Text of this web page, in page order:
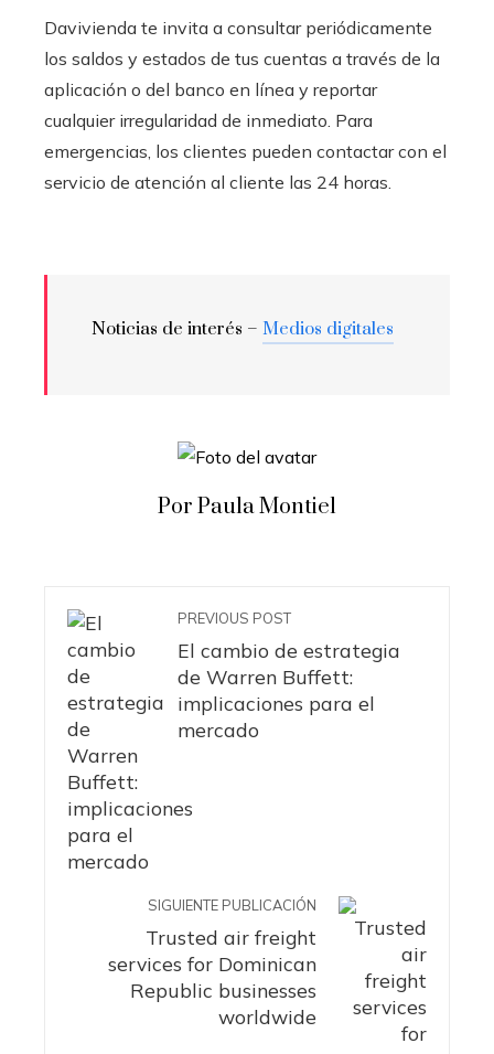
Davivienda te invita a consultar periódicamente
los saldos y estados de tus cuentas a través de la
aplicación o del banco en línea y reportar
cualquier irregularidad de inmediato. Para
emergencias, los clientes pueden contactar con el
servicio de atención al cliente las 24 horas.
Noticias de interés – Medios digitales
Por Paula Montiel
PREVIOUS POST
El cambio de estrategia
de Warren Buffett:
implicaciones para el
mercado
SIGUIENTE PUBLICACIÓN
Trusted air freight
services for Dominican
Republic businesses
worldwide